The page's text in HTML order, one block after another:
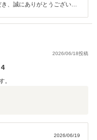
、誠にありがとうございま
させていただいておりま
後のお車のメンテナンスを
気軽に弊社にお越しくださ
2026/06/18投稿
4
。
2026/06/19